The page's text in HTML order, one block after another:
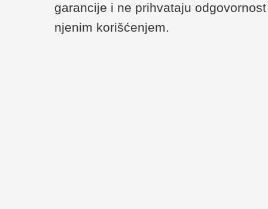
garancije i ne prihvataju
njenim korišćenjem.